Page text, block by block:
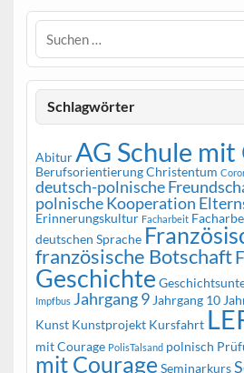
Schlagwörter
AbiturAG Schule mit
BerufsorientierungChristentum
deutsch-polnische
polnische Kooperation
Erinnerungskultur Facharbeit
deutschen Sprache
französische Botschaft
Geschichte
Impfbus Jahrgang 9 Jahrgang 10
Kunst Kunstprojekt Kursfahrt
mit Courage PolisTalsand polnisch
mit Courage Seminarkurs